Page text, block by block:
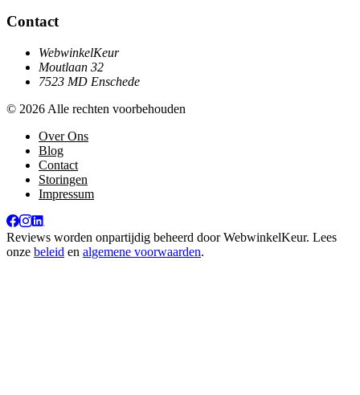
Contact
WebwinkelKeur
Moutlaan 32
7523 MD Enschede
© 2026 Alle rechten voorbehouden
Over Ons
Blog
Contact
Storingen
Impressum
Reviews worden onpartijdig beheerd doorWebwinkelKeur. Lees
onze beleid en algemene voorwaarden.